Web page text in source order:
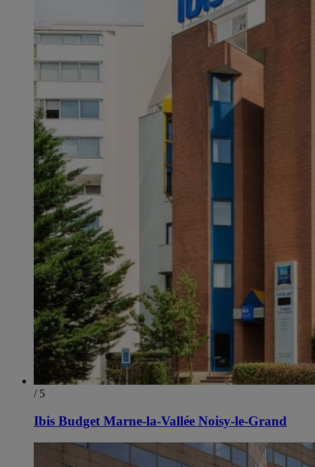
/ 5
Ibis Budget Marne-la-Vallée Noisy-le-Grand